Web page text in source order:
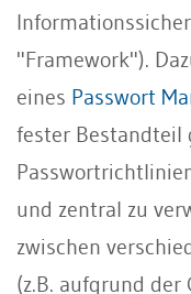
"Framework").
eines Passwort
fester Bestandteil
und zentral zu
zwischen
(z.B. aufgrund der